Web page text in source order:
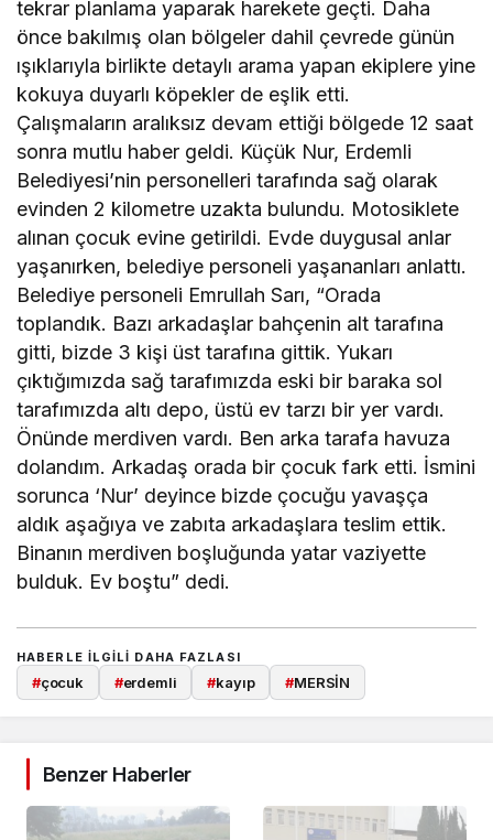
tekrar planlama yaparak harekete geçti. Daha
önce bakılmış olan bölgeler dahil çevrede günün
ışıklarıyla birlikte detaylı arama yapan ekiplere yine
kokuya duyarlı köpekler de eşlik etti.
Çalışmaların aralıksız devam ettiği bölgede 12 saat
sonra mutlu haber geldi. Küçük Nur, Erdemli
Belediyesi’nin personelleri tarafında sağ olarak
evinden 2 kilometre uzakta bulundu. Motosiklete
alınan çocuk evine getirildi. Evde duygusal anlar
yaşanırken, belediye personeli yaşananları anlattı.
Belediye personeli Emrullah Sarı, “Orada
toplandık. Bazı arkadaşlar bahçenin alt tarafına
gitti, bizde 3 kişi üst tarafına gittik. Yukarı
çıktığımızda sağ tarafımızda eski bir baraka sol
tarafımızda altı depo, üstü ev tarzı bir yer vardı.
Önünde merdiven vardı. Ben arka tarafa havuza
dolandım. Arkadaş orada bir çocuk fark etti. İsmini
sorunca ‘Nur’ deyince bizde çocuğu yavaşça
aldık aşağıya ve zabıta arkadaşlara teslim ettik.
Binanın merdiven boşluğunda yatar vaziyette
bulduk. Ev boştu” dedi.
HABERLE ILGILI DAHA FAZLASI
#çocuk #erdemli #kayıp #MERSİN
Benzer Haberler